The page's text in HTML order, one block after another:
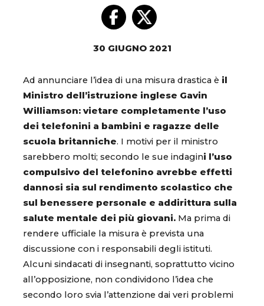
30 GIUGNO 2021
Ad annunciare l’idea di una misura drastica è il
Ministro dell’istruzione inglese Gavin
Williamson: vietare completamente l’uso
dei telefonini a bambini e ragazze delle
scuola britanniche. I motivi per il ministro
sarebbero molti; secondo le sue indagini l’uso
compulsivo del telefonino avrebbe effetti
dannosi sia sul rendimento scolastico che
sul benessere personale e addirittura sulla
salute mentale dei più giovani. Ma prima di
rendere ufficiale la misura è prevista una
discussione con i responsabili degli istituti.
Alcuni sindacati di insegnanti, soprattutto vicino
all’opposizione, non condividono l’idea che
secondo loro svia l’attenzione dai veri problemi